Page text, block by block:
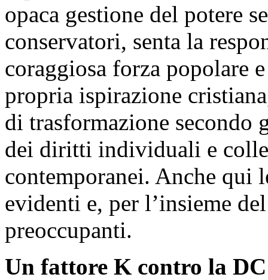
opaca gestione del potere
conservatori, senta la
coraggiosa forza popolare
propria ispirazione
di trasformazione secondo
dei diritti individuali e
contemporanei. Anche qui
evidenti e, per l’insieme
preoccupanti.
Un fattore K contro la DC